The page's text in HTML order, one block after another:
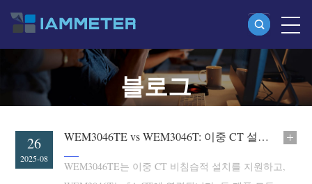
제품
단상 Wi-Fi 에너지 계량기 (WEM3080)
분상 Wi-Fi 에너지 계량기 (WEM2067)
삼상 Wi-Fi 에너지 계량기 (WEM3080T)
블로그
26
2025-08
WEM3046TE vs WEM3046T: 이중 CT 설치 Wi-Fi 에너지 미터
WEM3046TE는 이중 CT 비침습적 설치를 지원하고,